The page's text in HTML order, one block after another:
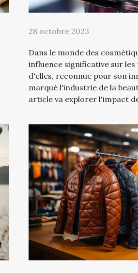
28 octobre 2023
Dans le monde des
influence significative sur
d'elles, reconnue pour son
marqué l'industrie de la
article va explorer l'impact